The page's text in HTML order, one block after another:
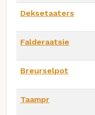
Deksetaaters
Falderaatsie
Breurselpot
Taampr